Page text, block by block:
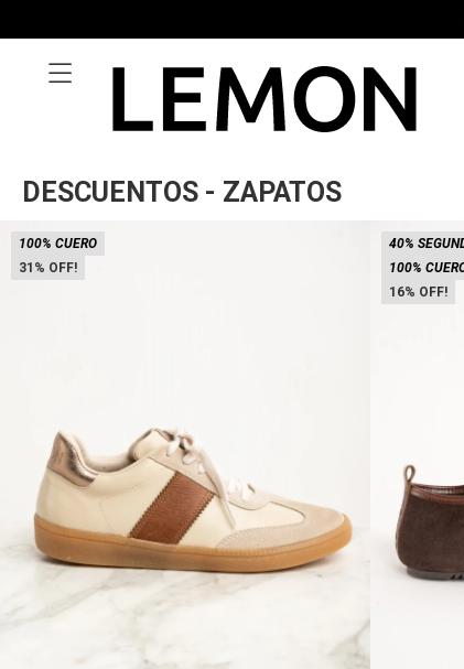

DESCUENTOS - ZAPATOS
31
100% CUERO
16
100%
40%